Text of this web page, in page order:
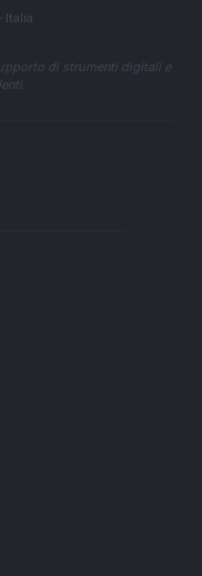
Italia
di strumenti digitali e